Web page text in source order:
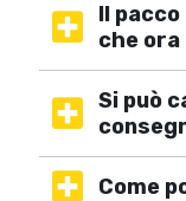
Il
che
Si può
Come